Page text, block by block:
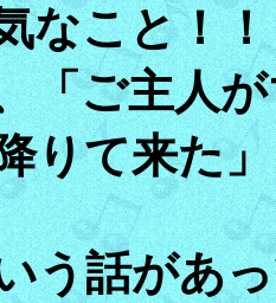
なこと！！
「ご主人
りて来た
う話があ